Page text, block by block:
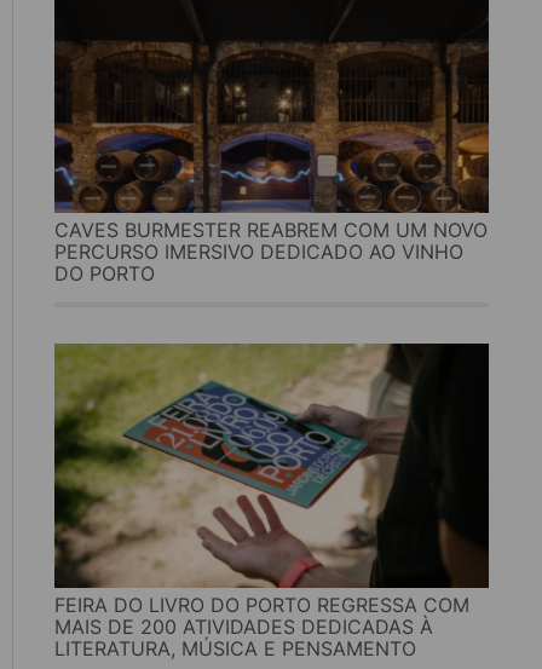
CAVES BURMESTER REABREM COM UM NOVO
PERCURSO IMERSIVO DEDICADO AO VINHO
DO PORTO
FEIRA DO LIVRO DO PORTO REGRESSA COM
MAIS DE 200 ATIVIDADES DEDICADAS À
LITERATURA, MÚSICA E PENSAMENTO